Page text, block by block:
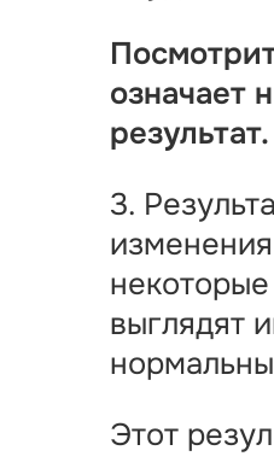
означает
результат.
3.
выглядят
Этот